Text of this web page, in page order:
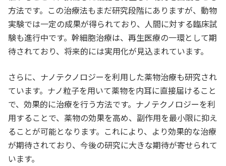
方法です。この治療法もまだ研究段階にありますが、動物
実験では一定の成果が得られており、人間に対する臨床試
験も進行中です。幹細胞治療は、再生医療の一環として期
待されており、将来的には実用化が見込まれています。
さらに、ナノテクノロジーを利用した薬物治療も研究され
ています。ナノ粒子を用いて薬物を内耳に直接届けること
で、効果的に治療を行う方法です。ナノテクノロジーを利
用することで、薬物の効果を高め、副作用を最小限に抑え
ることが可能となります。これにより、より効果的な治療
が期待されており、今後の研究に大きな期待が寄せられて
います。